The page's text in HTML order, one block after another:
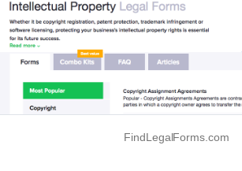
FindLegalForms.com